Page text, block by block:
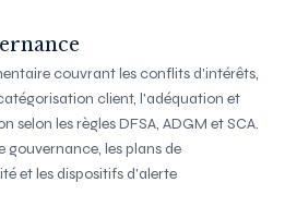
couvrant les conflits d'intérêts,
client, l'adéquation et
selon les règles DFSA, ADGM et SCA.
les plans de
et les dispositifs d'alerte